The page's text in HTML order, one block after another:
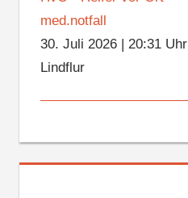
med.notfall
30. Juli 2026| 20:31 Uhr
Lindflur